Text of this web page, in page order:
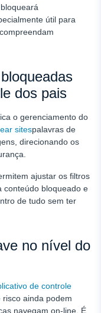
bloqueará
útil para
dos pais
o gerenciamento do
sitespalavras de
direcionando os
ajustar os filtros
conteúdo bloqueado e
de tudo sem ter
no nível do
de controle
ainda podem
navegam on-line. É